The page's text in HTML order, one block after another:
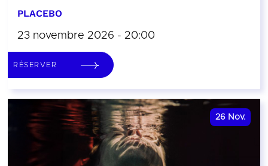
PLACEBO
23 novembre 2026 - 20:00
RÉSERVER
26 Nov.